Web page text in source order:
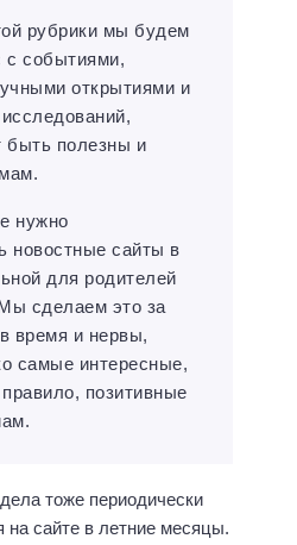
рубрики мы будем
с событиями,
открытиями и
быть полезны и
нужно
новостные сайты в
для родителей
сделаем это за
время и нервы,
самые интересные,
позитивные
тоже периодически
на сайте в летние месяцы.